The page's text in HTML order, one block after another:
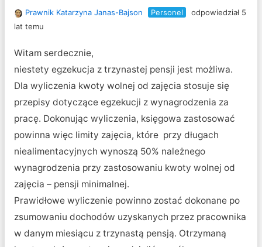
Prawnik Katarzyna Janas-Bajson Personel
odpowiedział 5
lat temu
Witam serdecznie,
niestety egzekucja z trzynastej pensji jest możliwa.
Dla wyliczenia kwoty wolnej od zajęcia stosuje się
przepisy dotyczące egzekucji z wynagrodzenia za
pracę. Dokonując wyliczenia, księgowa zastosować
powinna więc limity zajęcia, które przy długach
niealimentacyjnych wynoszą 50% należnego
wynagrodzenia przy zastosowaniu kwoty wolnej od
zajęcia – pensji minimalnej.
Prawidłowe wyliczenie powinno zostać dokonane po
zsumowaniu dochodów uzyskanych przez pracownika
w danym miesiącu z trzynastą pensją. Otrzymaną